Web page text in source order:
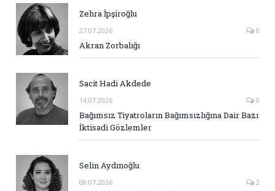
Zehra İpşiroğlu
27.07.2026 0
Akran Zorbalığı
Sacit Hadi Akdede
14.07.2026 0
Bağımsız Tiyatroların Bağımsızlığına Dair Bazı
İktisadi Gözlemler
Selin Aydınoğlu
08.07.2026 2